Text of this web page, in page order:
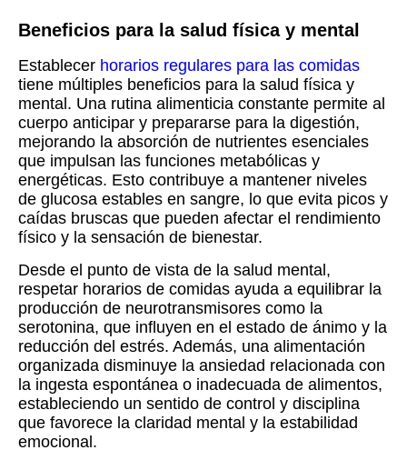
Beneficios para la salud física y mental
Establecer horarios regulares para las comidas
tiene múltiples beneficios para la salud física y
mental. Una rutina alimenticia constante permite al
cuerpo anticipar y prepararse para la digestión,
mejorando la absorción de nutrientes esenciales
que impulsan las funciones metabólicas y
energéticas. Esto contribuye a mantener niveles
de glucosa estables en sangre, lo que evita picos y
caídas bruscas que pueden afectar el rendimiento
físico y la sensación de bienestar.
Desde el punto de vista de la salud mental,
respetar horarios de comidas ayuda a equilibrar la
producción de neurotransmisores como la
serotonina, que influyen en el estado de ánimo y la
reducción del estrés. Además, una alimentación
organizada disminuye la ansiedad relacionada con
la ingesta espontánea o inadecuada de alimentos,
estableciendo un sentido de control y disciplina
que favorece la claridad mental y la estabilidad
emocional.